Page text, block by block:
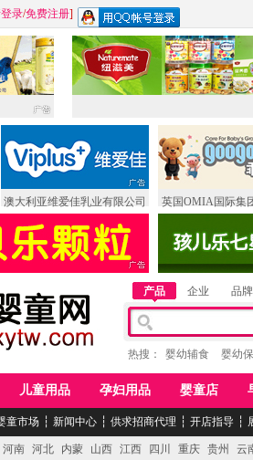
录/免费注册]
澳大利亚维爱佳乳业有限公司 英国OMIA国际集
产品 企业 品牌
热搜： 婴幼辅食 婴幼
儿童用品 孕妇用品 婴童店
童市场 ┆ 新闻中心 ┆ 供求招商代理 ┆ 开店指导 ┆
河南 河北 内蒙 山西 江西 四川 重庆 贵州
云